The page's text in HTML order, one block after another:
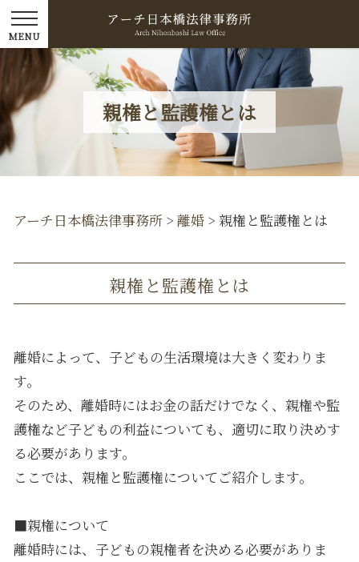
親権と監護権とは
アーチ日本橋法律事務所 > 離婚 > 親権と監護権とは
親権と監護権とは
離婚によって、子どもの生活環境は大きく変わりま
す。
そのため、離婚時にはお金の話だけでなく、親権や監
護権など子どもの利益についても、適切に取り決めす
る必要があります。
ここでは、親権と監護権についてご紹介します。
■親権について
離婚時には、子どもの親権者を決める必要がありま